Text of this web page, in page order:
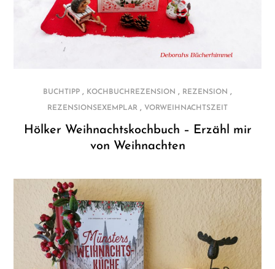
BUCHTIPP , KOCHBUCHREZENSION , REZENSION ,
REZENSIONSEXEMPLAR , VORWEIHNACHTSZEIT
Hölker Weihnachtskochbuch – Erzähl mir
von Weihnachten